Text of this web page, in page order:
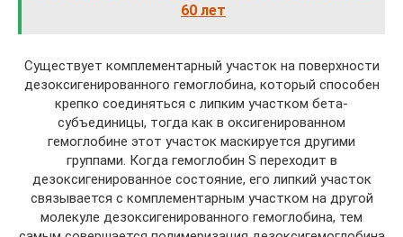
60 лет
Существует комплементарный участок на поверхности
дезоксигенированного гемоглобина, который способен
крепко соединяться с липким участком бета-
субъединицы, тогда как в оксигенированном
гемоглобине этот участок маскируется другими
группами. Когда гемоглобин S переходит в
дезоксигенированное состояние, его липкий участок
связывается с комплементарным участком на другой
молекуле дезоксигенированного гемоглобина, тем